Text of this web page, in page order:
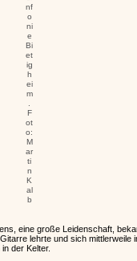
nf
o
ni
e
Bi
et
ig
h
ei
m
F
ot
o:
M
ar
ti
n
K
al
b
eine große Leidenschaft,
lehrte und sich mittlerweile
der Kelter.